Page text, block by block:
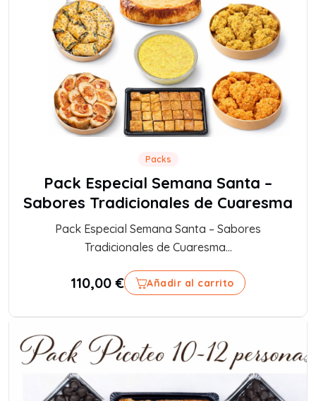
Packs
Pack Especial Semana Santa –
Sabores Tradicionales de Cuaresma
Pack Especial Semana Santa – Sabores
Tradicionales de Cuaresma...
110,00€ Añadir al carrito